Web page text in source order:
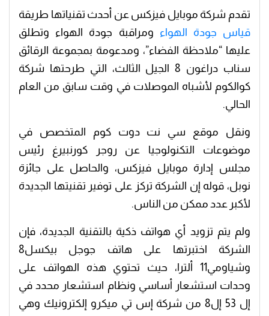
تقدم شركة موبايل فيزكس عن أحدث تقنياتها طريقة
قياس جودة الهواء ومراقبة جودة الهواء وتطلق
عليها “ملاحظة الفضاء”، ومدعومة بمجموعة الرقائق
سناب دراغون 8 الجيل الثالث، التي طرحتها شركة
كوالكوم لأشباه الموصلات في وقت سابق من العام
الحالي.
ونقل موقع سي نت دوت كوم المتخصص في
موضوعات التكنولوجيا عن روجر كورنبيرغ رئيس
مجلس إدارة موبايل فيزكس، والحاصل على جائزة
نوبل، قوله إن الشركة تركز على توفير تقنيتها الجديدة
لأكبر عدد ممكن من الناس.
ولم يتم تزويد أي هواتف ذكية بالتقنية الجديدة، فإن
الشركة اختبرتها على هاتف جوجل بيكسل8
وشياومي11 ألترا، حيث تحتوي هذه الهواتف على
وحدات استشعار أساسي ونظام استشعار محدد في
إل 53 إل8 من شركة إس تي ميكرو إلكترونيك وهي